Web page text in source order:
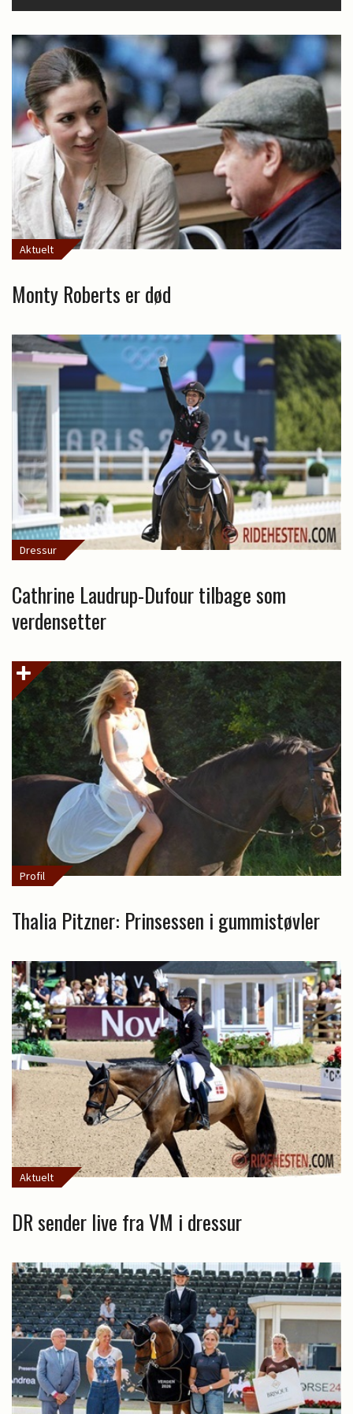
Aktuelt
Monty Roberts er død
Dressur
Cathrine Laudrup-Dufour tilbage som
verdensetter
Profil
Thalia Pitzner: Prinsessen i gummistøvler
Aktuelt
DR sender live fra VM i dressur